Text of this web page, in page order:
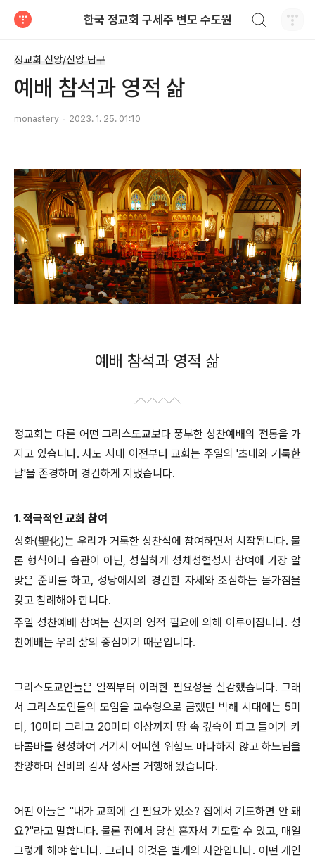
한국 정교회 구세주 변모 수도원
정교회 신앙/신앙 탐구
예배 참석과 영적 삶
monastery 2023. 1. 25. 01:10
예배 참석과 영적 삶
정교회는 다른 어떤 그리스도교보다 풍부한 성찬예배의 전통을 가
지고 있습니다. 사도 시대 이전부터 교회는 주일의 '초대와 거룩한
날'을 존경하며 경건하게 지냈습니다.
1. 적극적인 교회 참여
성화(聖化)는 우리가 거룩한 성찬식에 참여하면서 시작됩니다. 물
론 형식이나 습관이 아닌, 성실하게 성체성혈성사 참여에 가장 알
맞은 준비를 하고, 성당에서의 경건한 자세와 조심하는 몸가짐을
갖고 참례해야 합니다.
주일 성찬예배 참여는 신자의 영적 필요에 의해 이루어집니다. 성
찬예배는 우리 삶의 중심이기 때문입니다.
그리스도교인들은 일찍부터 이러한 필요성을 실감했습니다. 그래
서 그리스도인들의 모임을 교수형으로 금했던 박해 시대에는 5미
터, 10미터 그리고 20미터 이상까지 땅 속 깊숙이 파고 들어가 카
타콤바를 형성하여 거기서 어떠한 위험도 마다하지 않고 하느님을
찬양하며 신비의 감사 성사를 거행해 왔습니다.
어떤 이들은 "내가 교회에 갈 필요가 있소? 집에서 기도하면 안 돼
요?"라고 말합니다. 물론 집에서 당신 혼자서 기도할 수 있고, 매일
그렇게 해야 합니다. 그러나 이것은 별개의 사안입니다. 어떤 개인